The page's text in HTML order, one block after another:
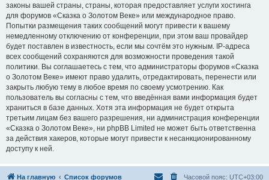
законы вашей страны, страны, которая предоставляет услуги хостинга
для форумов «Сказка о Золотом Веке» или международное право.
Попытки размещения таких сообщений могут привести к вашему
немедленному отключению от конференции, при этом ваш провайдер
будет поставлен в известность, если мы сочтём это нужным. IP-адреса
всех сообщений сохраняются для возможности проведения такой
политики. Вы соглашаетесь с тем, что администраторы форумов «Сказка
о Золотом Веке» имеют право удалить, отредактировать, перенести или
закрыть любую тему в любое время по своему усмотрению. Как
пользователь вы согласны с тем, что введённая вами информация будет
храниться в базе данных. Хотя эта информация не будет открыта
третьим лицам без вашего разрешения, ни администрация конференции
«Сказка о Золотом Веке», ни phpBB Limited не может быть ответственна
за действия хакеров, которые могут привести к несанкционированному
доступу к ней.
На главную Список форумов Часовой пояс: UTC+03:00